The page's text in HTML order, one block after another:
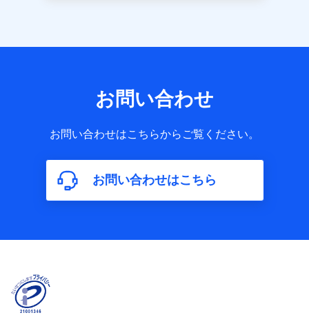
お問い合わせ
お問い合わせはこちらからご覧ください。
お問い合わせはこちら